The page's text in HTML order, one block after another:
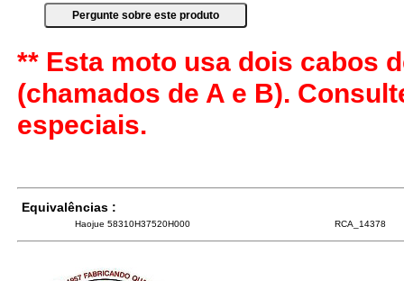
** Esta moto usa dois cabos
(chamados de A e B).
especiais.
Equivalências :
Haojue 58310H37520H000 RCA_14378